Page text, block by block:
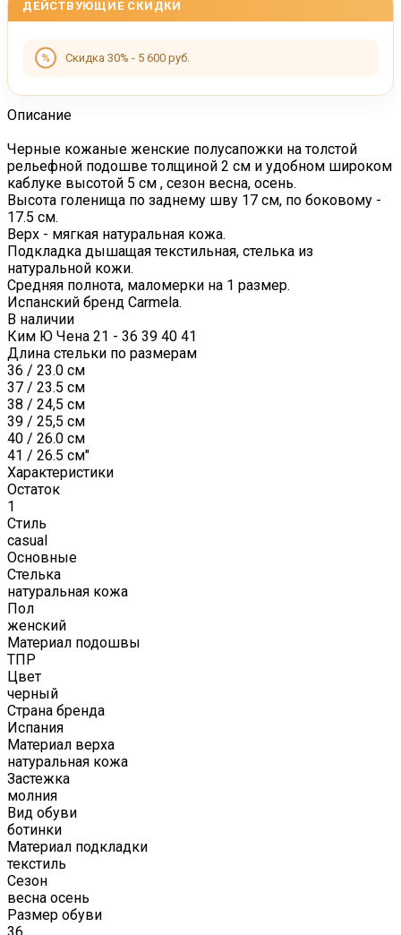
ДЕЙСТВУЮЩИЕ СКИДКИ
Скидка 30% - 5 600 руб.
Описание
Черные кожаные женские полусапожки на толстой
рельефной подошве толщиной 2 см и удобном широком
каблуке высотой 5 см , сезон весна, осень.
Высота голенища по заднему шву 17 см, по боковому -
17.5 см.
Верх - мягкая натуральная кожа.
Подкладка дышащая текстильная, стелька из
натуральной кожи.
Средняя полнота, маломерки на 1 размер.
Испанский бренд Carmela.
В наличии
Ким Ю Чена 21 - 36 39 40 41
Длина стельки по размерам
36 / 23.0 см
37 / 23.5 см
38 / 24,5 см
39 / 25,5 см
40 / 26.0 см
41 / 26.5 см"
Характеристики
Остаток
1
Стиль
casual
Основные
Стелька
натуральная кожа
Пол
женский
Материал подошвы
ТПР
Цвет
черный
Страна бренда
Испания
Материал верха
натуральная кожа
Застежка
молния
Вид обуви
ботинки
Материал подкладки
текстиль
Сезон
весна осень
Размер обуви